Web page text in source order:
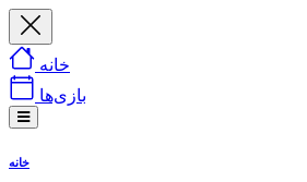
خانه
بازی‌ها
خانه